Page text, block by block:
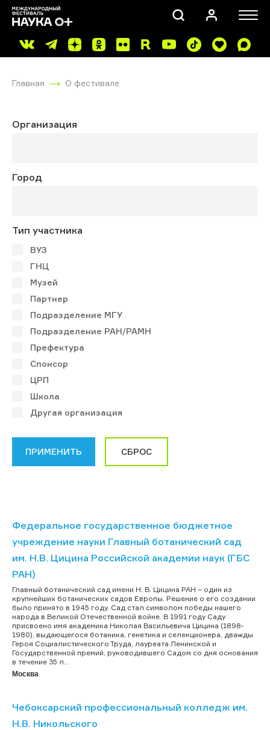
Главная О фестивале
Организация
Город
Тип участника
ВУЗ
ГНЦ
Музей
Партнер
Подразделение МГУ
Подразделение РАН/РАМН
Префектура
Спонсор
ЦРП
Школа
Другая организация
Федеральное государственное бюджетное
учреждение науки Главный ботанический сад
им. Н.В. Цицина Российской академии наук (ГБС
РАН)
Главный ботанический сад имени Н. В. Цицина РАН – один из
крупнейших ботанических садов Европы. Решение о его создании
было принято в 1945 году. Сад стал символом победы нашего
народа в Великой Отечественной войне. В 1991 году Саду
присвоено имя академика Николая Васильевича Цицина (1898-
1980), выдающегося ботаника, генетика и селекционера, дважды
Героя Социалистического Труда, лауреата Ленинской и
Государственной премий, руководившего Садом со дня основания
в течение 35 л...
Москва
Чебоксарский профессиональный колледж им.
Н.В. Никольского